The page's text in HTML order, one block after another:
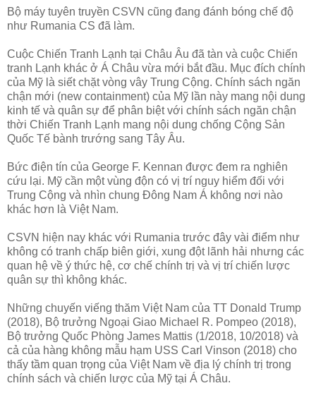
Bộ máy tuyên truyền CSVN cũng đang đánh bóng chế độ
như Rumania CS đã làm.
Cuộc Chiến Tranh Lạnh tại Châu Âu đã tàn và cuộc Chiến
tranh Lạnh khác ở Á Châu vừa mới bắt đầu. Mục đích chính
của Mỹ là siết chặt vòng vây Trung Cộng. Chính sách ngăn
chận mới (new containment) của Mỹ lần này mang nội dung
kinh tế và quân sự để phân biệt với chính sách ngăn chận
thời Chiến Tranh Lạnh mang nội dung chống Cộng Sản
Quốc Tế bành trướng sang Tây Âu.
Bức điện tín của George F. Kennan được đem ra nghiên
cứu lại. Mỹ cần một vùng độn có vị trí nguy hiểm đối với
Trung Cộng và nhìn chung Đông Nam Á không nơi nào
khác hơn là Việt Nam.
CSVN hiện nay khác với Rumania trước đây vài điểm như
không có tranh chấp biên giới, xung đột lãnh hải nhưng các
quan hệ về ý thức hệ, cơ chế chính trị và vị trí chiến lược
quân sự thì không khác.
Những chuyến viếng thăm Việt Nam của TT Donald Trump
(2018), Bộ trưởng Ngoại Giao Michael R. Pompeo (2018),
Bộ trưởng Quốc Phòng James Mattis (1/2018, 10/2018) và
cả của hàng không mẫu hạm USS Carl Vinson (2018) cho
thấy tầm quan trọng của Việt Nam về địa lý chính trị trong
chính sách và chiến lược của Mỹ tại Á Châu.